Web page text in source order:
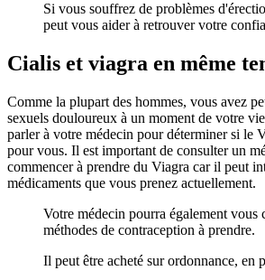
Si vous souffrez de problèmes
peut vous aider à retrouver votre
Cialis et viagra en même
Comme la plupart des hommes, vous avez
sexuels douloureux à un moment de votre
parler à votre médecin pour déterminer si le
pour vous. Il est important de consulter un
commencer à prendre du Viagra car il peut
médicaments que vous prenez actuellement.
Votre médecin pourra également vous
méthodes de contraception à prendre.
Il peut être acheté sur ordonnance, en